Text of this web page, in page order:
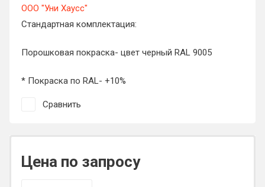
ООО "Уни Хаусс"
Стандартная комплектация:
Порошковая покраска- цвет черный RAL 9005
* Покраска по RAL- +10%
Сравнить
Цена по запросу